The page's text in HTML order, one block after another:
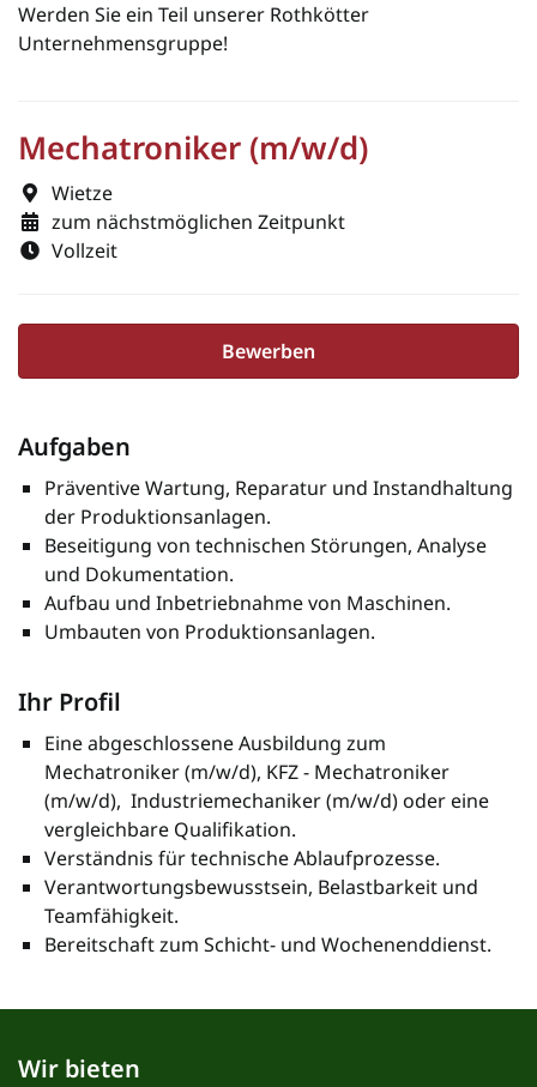
Mechatroniker (m/w/d)
Wietze
zum nächstmöglichen Zeitpunkt
Vollzeit
Bewerben
Werden Sie ein Teil unserer Rothkötter
Unternehmensgruppe!
Aufgaben
Präventive Wartung, Reparatur und Instandhaltung
der Produktionsanlagen.
Beseitigung von technischen Störungen, Analyse
und Dokumentation.
Aufbau und Inbetriebnahme von Maschinen.
Umbauten von Produktionsanlagen.
Ihr Profil
Eine abgeschlossene Ausbildung zum
Mechatroniker (m/w/d), KFZ - Mechatroniker
(m/w/d), Industriemechaniker (m/w/d) oder eine
vergleichbare Qualifikation.
Verständnis für technische Ablaufprozesse.
Verantwortungsbewusstsein, Belastbarkeit und
Teamfähigkeit.
Bereitschaft zum Schicht- und Wochenenddienst.
Wir bieten